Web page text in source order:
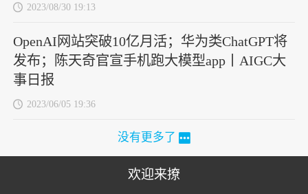
2023/08/30 19:13
OpenAI网站突破10亿月活；华为类ChatGPT将
发布；陈天奇官宣手机跑大模型app丨AIGC大
事日报
2023/06/05 19:36
没有更多了
欢迎来撩